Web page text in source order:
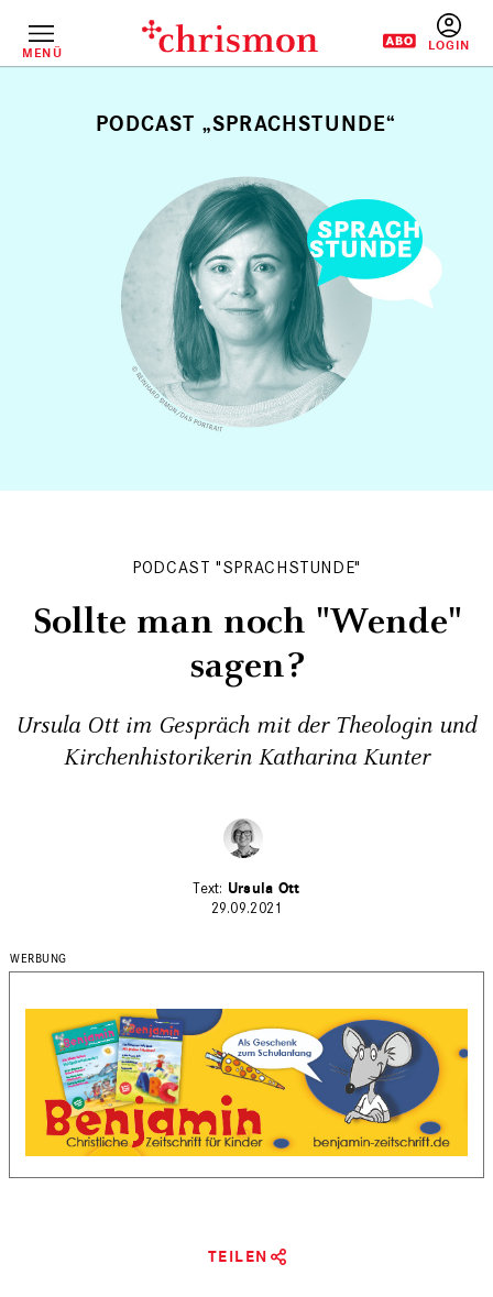
InhaltMENÜ
PODCAST "SPRACHSTUNDE"
Sollte man noch "Wende"
sagen?
Ursula Ott im Gespräch mit der Theologin und
Kirchenhistorikerin Katharina Kunter
Ursula Ott
29.09.2021
TEILEN